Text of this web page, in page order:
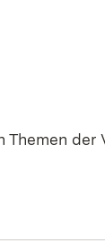
Themen der